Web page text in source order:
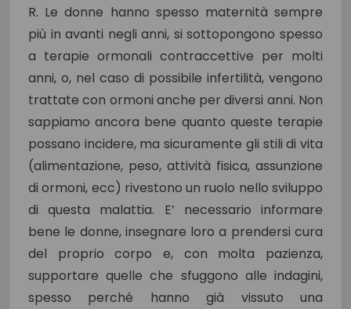
R. Le donne hanno spesso maternità sempre
più in avanti negli anni, si sottopongono spesso
a terapie ormonali contraccettive per molti
anni, o, nel caso di possibile infertilità, vengono
trattate con ormoni anche per diversi anni. Non
sappiamo ancora bene quanto queste terapie
possano incidere, ma sicuramente gli stili di vita
(alimentazione, peso, attività fisica, assunzione
di ormoni, ecc) rivestono un ruolo nello sviluppo
di questa malattia. E’ necessario informare
bene le donne, insegnare loro a prendersi cura
del proprio corpo e, con molta pazienza,
supportare quelle che sfuggono alle indagini,
spesso perché hanno già vissuto una